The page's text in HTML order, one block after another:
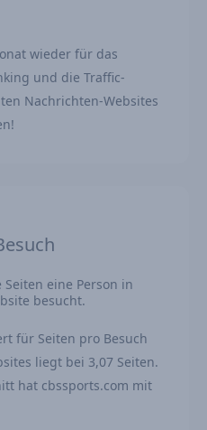
wieder für das
und die Traffic-
Nachrichten-Websites
eine Person in
besucht.
für Seiten pro Besuch
liegt bei 3,07 Seiten.
hat cbssports.com mit